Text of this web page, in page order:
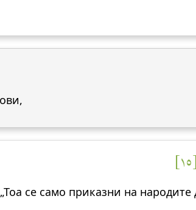
се само приказни на народите